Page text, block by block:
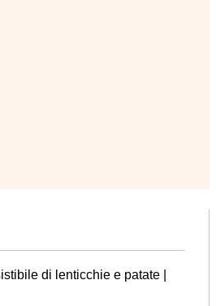
di lenticchie e patate |